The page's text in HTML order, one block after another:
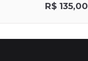
R$ 135,00